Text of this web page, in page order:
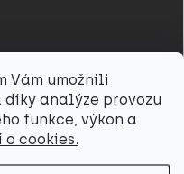
Vám umožnili
analýze provozu
funkce, výkon a
cookies.